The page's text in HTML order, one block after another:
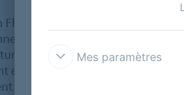
Prairies, les tons neutres
et mettent en valeur des
et des dégradés de tons. Les
et s'estompent en couches,
dans l'espace.
Mes paramètres